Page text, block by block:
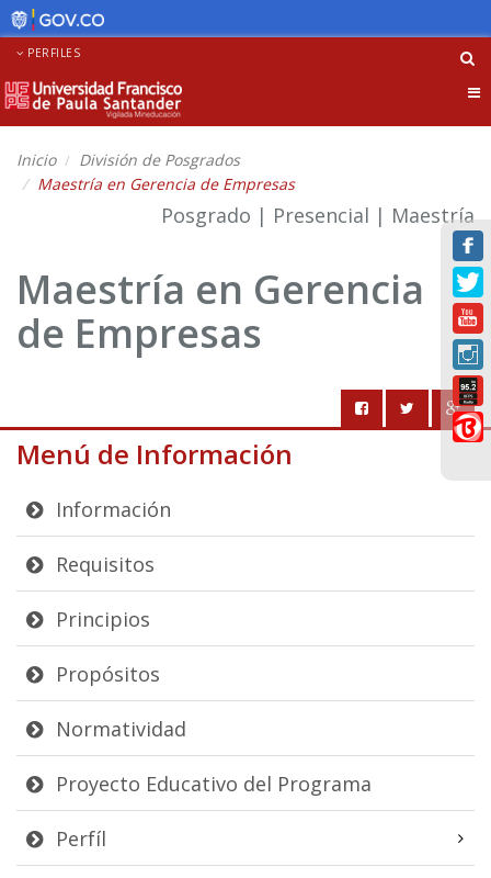
PERFILES
Inicio
División de Posgrados
Maestría en Gerencia de Empresas
Posgrado | Presencial | Maestría
Maestría en Gerencia
de Empresas
Menú de Información
Información
Requisitos
Principios
Propósitos
Normatividad
Proyecto Educativo del Programa
Perfíl